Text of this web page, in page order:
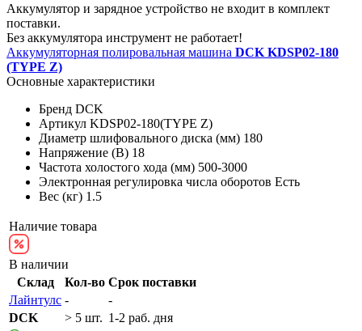
Аккумулятор и зарядное устройство не входит в комплект
поставки.
Без аккумулятора инструмент не работает!
Аккумуляторная полировальная машина DCK KDSP02-180
(TYPE Z)
Основные характеристики
Бренд DCK
Артикул KDSP02-180(TYPE Z)
Диаметр шлифовального диска (мм) 180
Напряжение (В) 18
Частота холостого хода (мм) 500-3000
Электронная регулировка числа оборотов Есть
Вес (кг) 1.5
Наличие товара
В наличии
Склад
Кол-во Срок поставки
Лайнтулс -
-
DCK
> 5 шт. 1-2 раб. дня